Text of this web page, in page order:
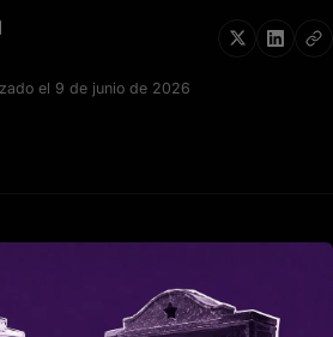
el 9 de junio de 2026